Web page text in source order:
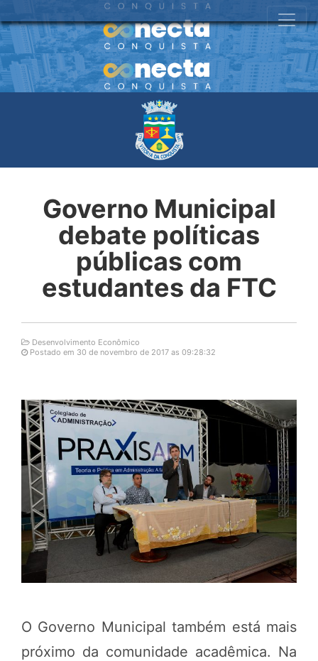
Governo Municipal
debate políticas
públicas com
estudantes da FTC
Desenvolvimento Econômico
Postado em 30 de novembro de 2017 as 09:28:32
O Governo Municipal também está mais
próximo da comunidade acadêmica. Na